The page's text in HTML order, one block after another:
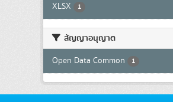
XLSX 1
สัญญาอนุญาต
Open Data Common 1